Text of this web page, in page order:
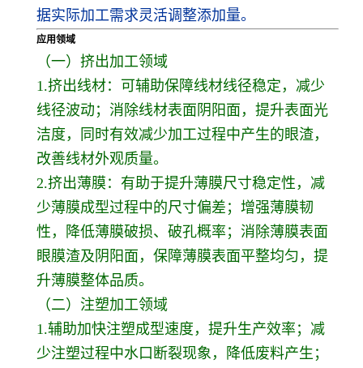
据实际加工需求灵活调整添加量。
应用领域
（一）挤出加工领域
1.挤出线材：可辅助保障线材线径稳定，减少
线径波动；消除线材表面阴阳面，提升表面光
洁度，同时有效减少加工过程中产生的眼渣，
改善线材外观质量。
2.挤出薄膜：有助于提升薄膜尺寸稳定性，减
少薄膜成型过程中的尺寸偏差；增强薄膜韧
性，降低薄膜破损、破孔概率；消除薄膜表面
眼膜渣及阴阳面，保障薄膜表面平整均匀，提
升薄膜整体品质。
（二）注塑加工领域
1.辅助加快注塑成型速度，提升生产效率；减
少注塑过程中水口断裂现象，降低废料产生；